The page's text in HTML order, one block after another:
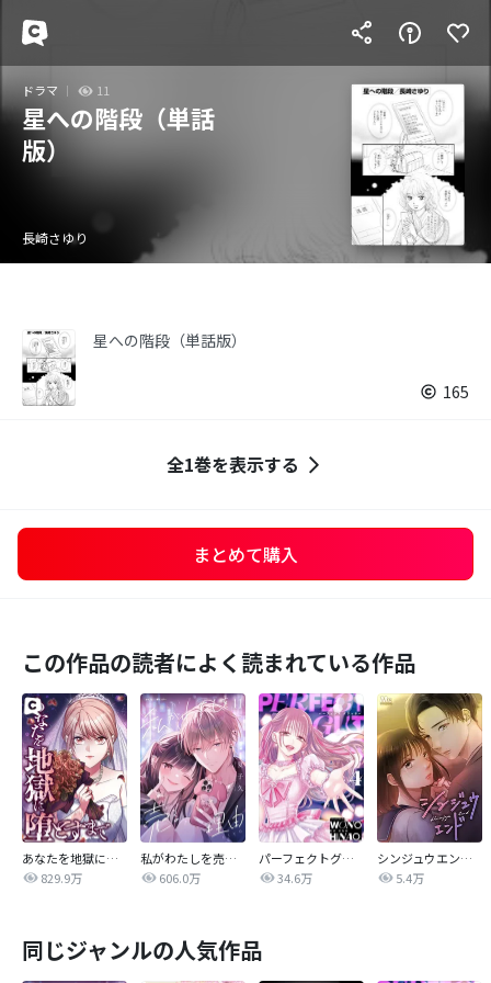
ドラマ 11
星への階段（単話
版）
長崎さゆり
星への階段（単話版）
165
全1巻を表示する
まとめて購入
この作品の読者によく読まれている作品
あなたを地獄に堕とすまで
829.9万
私がわたしを売る理由
606.0万
パーフェクトグリッター
34.6万
シンジュウエンド【タテヨミ】
5.4万
同じジャンルの人気作品